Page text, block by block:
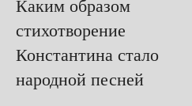
Каким образом
стихотворение
Константина стало
народной песней